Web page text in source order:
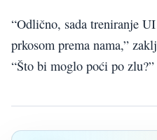
“Odlično, sada treniranje
prkosom prema nama,”
“Što bi moglo poći po zlu?”